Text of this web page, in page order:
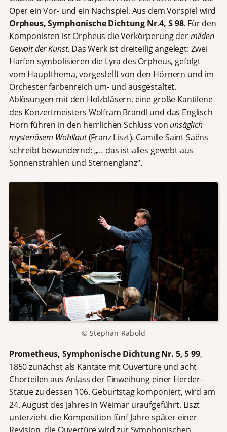
Oper ein Vor- und ein Nachspiel. Aus dem Vorspiel wird
Orpheus, Symphonische Dichtung Nr.4, S 98. Für den
Komponisten ist Orpheus die Verkörperung dermilden
Gewalt der Kunst. Das Werk ist dreiteilig angelegt: Zwei
Harfen symbolisieren die Lyra des Orpheus, gefolgt
vom Hauptthema, vorgestellt von den Hörnern und im
Orchester farbenreich um- und ausgestaltet.
Ablösungen mit den Holzbläsern, eine große Kantilene
des Konzertmeisters Wolfram Brandl und das Englisch
Horn führen in den herrlichen Schluss von unsäglich
mysteriösem Wohllaut(Franz Liszt). Camille Saint Saëns
schreibt bewundernd: „… das ist alles gewebt aus
Sonnenstrahlen und Sternenglanz“.
© Stephan Rabold
Prometheus, Symphonische Dichtung Nr. 5, S 99,
1850 zunächst als Kantate mit Ouvertüre und acht
Chorteilen aus Anlass der Einweihung einer Herder-
Statue zu dessen 106. Geburtstag komponiert, wird am
24. August des Jahres in Weimar uraufgeführt. Liszt
unterzieht die Komposition fünf Jahre später einer